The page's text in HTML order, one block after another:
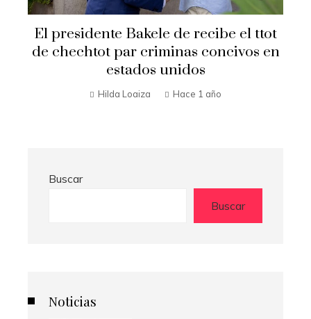
Secretario de Estado Marco Rubio
visita El Salvador
Hilda Loaiza Hace 1 año
Buscar
Buscar
Noticias